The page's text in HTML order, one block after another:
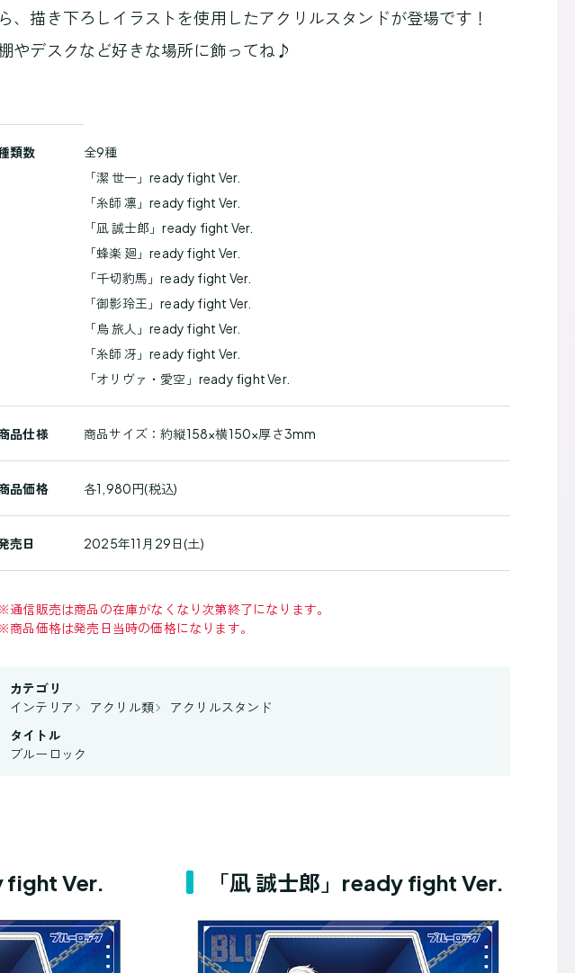
ら、描き下ろしイラストを使用したアクリルスタンドが登場です！
やデスクなど好きな場所に飾ってね♪
類数
全9種
「潔 世一」ready fight Ver.
「糸師 凛」ready fight Ver.
「凪 誠士郎」ready fight Ver.
「蜂楽 廻」ready fight Ver.
「千切豹馬」ready fight Ver.
「御影玲王」ready fight Ver.
「烏 旅人」ready fight Ver.
「糸師 冴」ready fight Ver.
「オリヴァ・愛空」ready fight Ver.
品仕様 商品サイズ：約縦158×横150×厚さ3mm
品価格 各1,980円(税込)
売日 2025年11月29日(土)
※通信販売は商品の在庫がなくなり次第終了になります。
※商品価格は発売日当時の価格になります。
カテゴリ
インテリア
アクリル類
アクリルスタンド
タイトル
ブルーロック
fight Ver. 「凪 誠士郎」ready fight Ver.